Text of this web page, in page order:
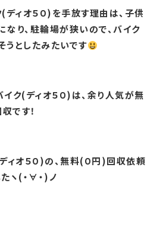
ディオ５０)を手放す理由は、子供
り、駐輪場が狭いので、バイク
うとしたみたいです
ク(ディオ５０)は、余り人気が無
です！
ィオ５０)の、無料(０円)回収依頼
ヽ(・∀・)ノ